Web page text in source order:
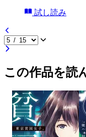
試し読み
この作品を読